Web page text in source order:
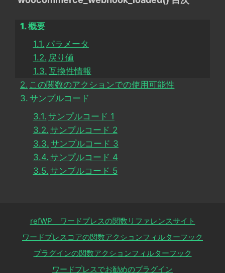
概要
パラメータ
戻り値
互換性情報
この関数のアクションでの使用可能性
サンプルコード
サンプルコード 1
サンプルコード 2
サンプルコード 3
サンプルコード 4
サンプルコード 5
refWP ワードプレスの関数リファレンスサイト
ワードプレスコアの関数アクションフィルターフック
プラグインの関数アクションフィルターフック
ワードプレスでお勧めのプラグイン